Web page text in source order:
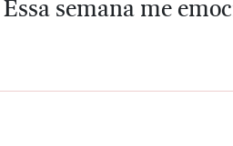
Essa semana me